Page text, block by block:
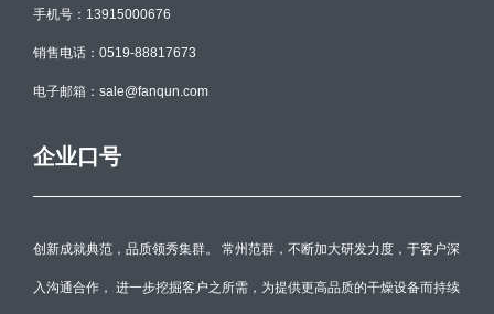
手机号：13915000676
销售电话：0519-88817673
电子邮箱：sale@fanqun.com
企业口号
创新成就典范，品质领秀集群。 常州范群，不断加大研发力度，于客户深
入沟通合作， 进一步挖掘客户之所需，为提供更高品质的干燥设备而持续